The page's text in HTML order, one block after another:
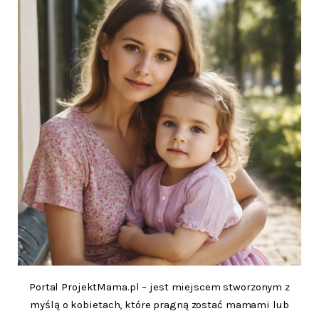
Portal ProjektMama.pl – jest miejscem stworzonym z
myślą o kobietach, które pragną zostać mamami lub